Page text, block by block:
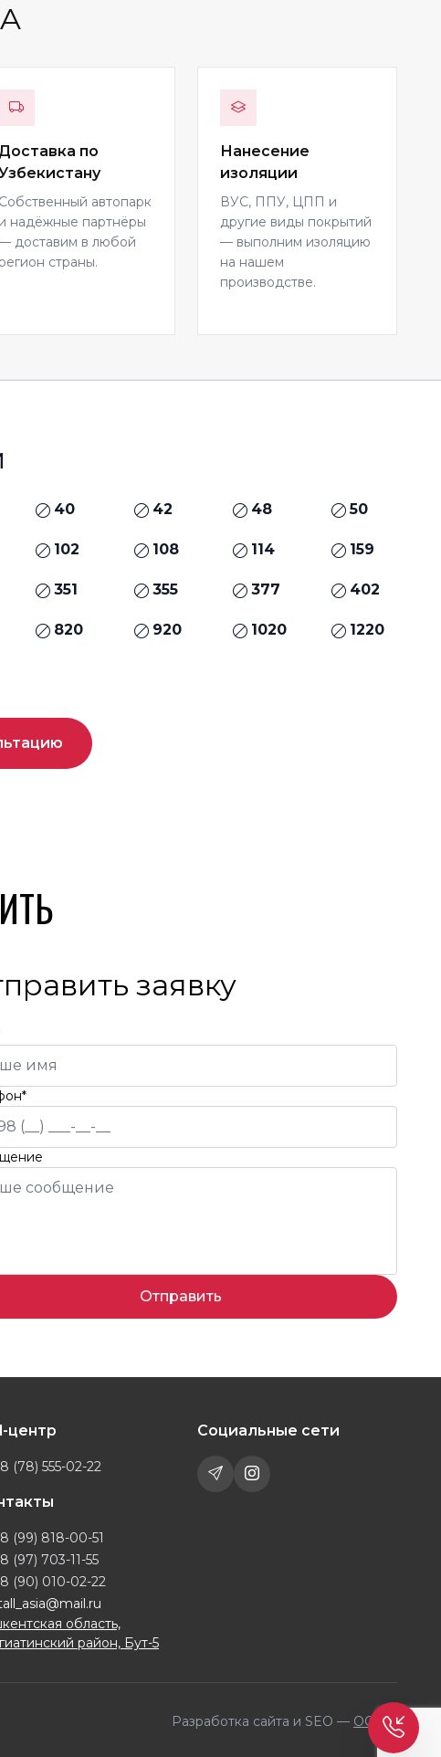
Доставка по
Собственный автопарк
и надёжные партнёры
доставим в любой
регион страны.
Нанесение
изоляции
ВУС, ППУ, ЦПП и
другие виды покрытий
— выполним изоляцию
на нашем
производстве.
40 42 48 50
102 108 114 159
351 355 377 402
820 920 1020 1220
заявку
Отправить
центр
(78) 555-02-22
(99) 818-00-51
(97) 703-11-55
(90) 010-02-22
область,
район, Бут-5
Социальные сети
Разработка сайта и SEO — OQILA